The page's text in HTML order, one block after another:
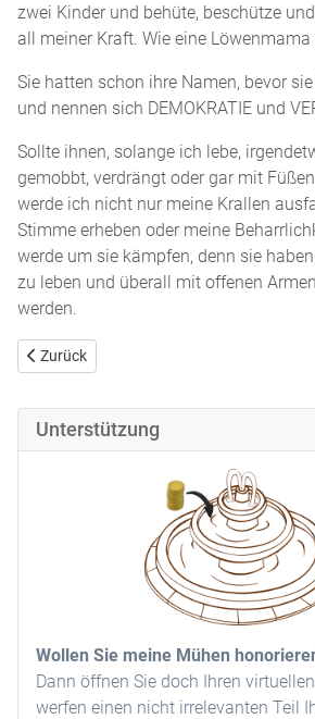
zwei Kinder und behüte, beschütze
all meiner Kraft. Wie eine Löwenmama
Sie hatten schon ihre Namen, bevor
und nennen sich DEMOKRATIE und
Sollte ihnen, solange ich lebe,
gemobbt, verdrängt oder gar mit
werde ich nicht nur meine Krallen
Stimme erheben oder meine
werde um sie kämpfen, denn sie
zu leben und überall mit offenen
werden.
Vorheriger Beitrag: Trauer vor dem Tod
Zurück
Unterstützung
Wollen Sie meine Mühen
Dann öffnen Sie doch Ihren
werfen einen nicht irrelevanten Teil